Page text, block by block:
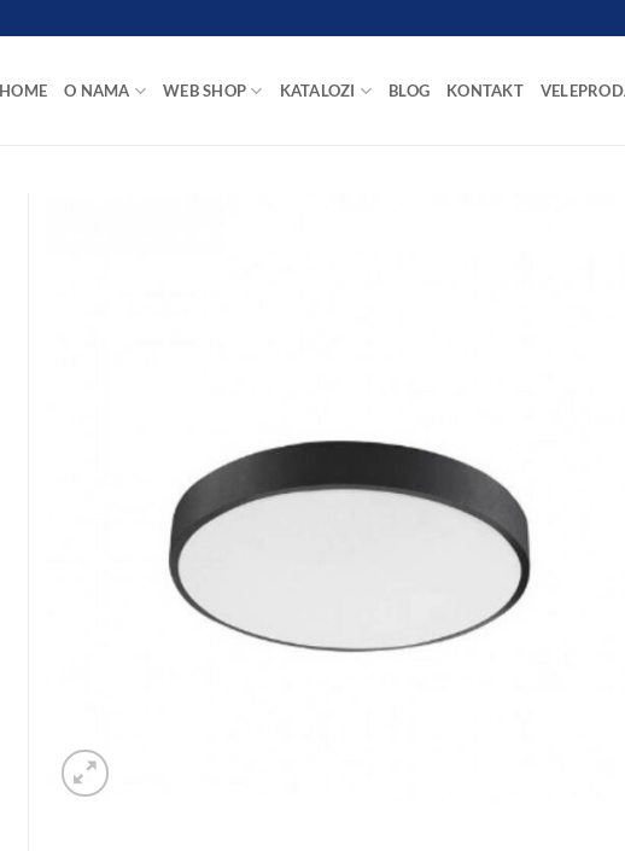
HOME O NAMA WEB SHOP KATALOZI BLOG KONTAKT